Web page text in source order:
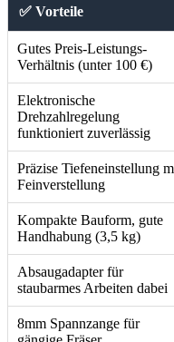
✅ Vorteile
Gutes Preis-Leistungs-
Verhältnis (unter 100 €)
Elektronische
Drehzahlregelung
funktioniert zuverlässig
Präzise Tiefeneinstellung
Feinverstellung
Kompakte Bauform, gute
Handhabung (3,5 kg)
Absaugadapter für
staubarmes Arbeiten dabei
8mm Spannzange für